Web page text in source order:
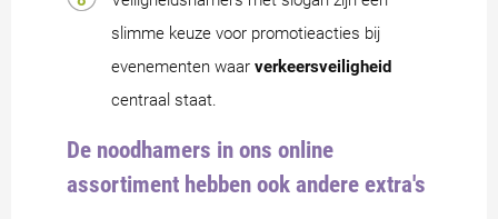
slimme keuze voor promotieacties bij
evenementen waar verkeersveiligheid
centraal staat.
De noodhamers in ons online
assortiment hebben ook andere extra's